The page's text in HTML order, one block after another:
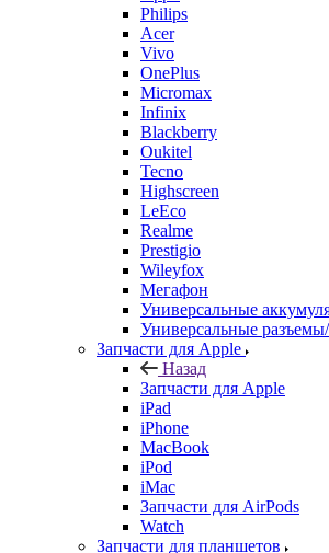
Micromax
Infinix
Blackberry
Oukitel
Tecno
Highscreen
LeEco
Realme
Prestigio
Wileyfox
Мегафон
Универсальные
Универсальные разъемы/
Запчасти для Apple
Назад
Запчасти для Apple
iPad
iPhone
MacBook
iPod
iMac
Запчасти для AirPods
Watch
Запчасти для планшетов
Назад
Запчасти для планшетов
Дисплеи
Аккумуляторы